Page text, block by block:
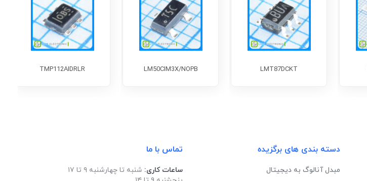
LMT87DCKT
LM50CIM3X/NOPB
TMP112AIDRLR
دسته بندی های برگزیده
مبدل آنالوگ به دیجیتال
تماس با ما
ساعات کاری: شنبه تا چهارشنبه ۹ تا ۱۷